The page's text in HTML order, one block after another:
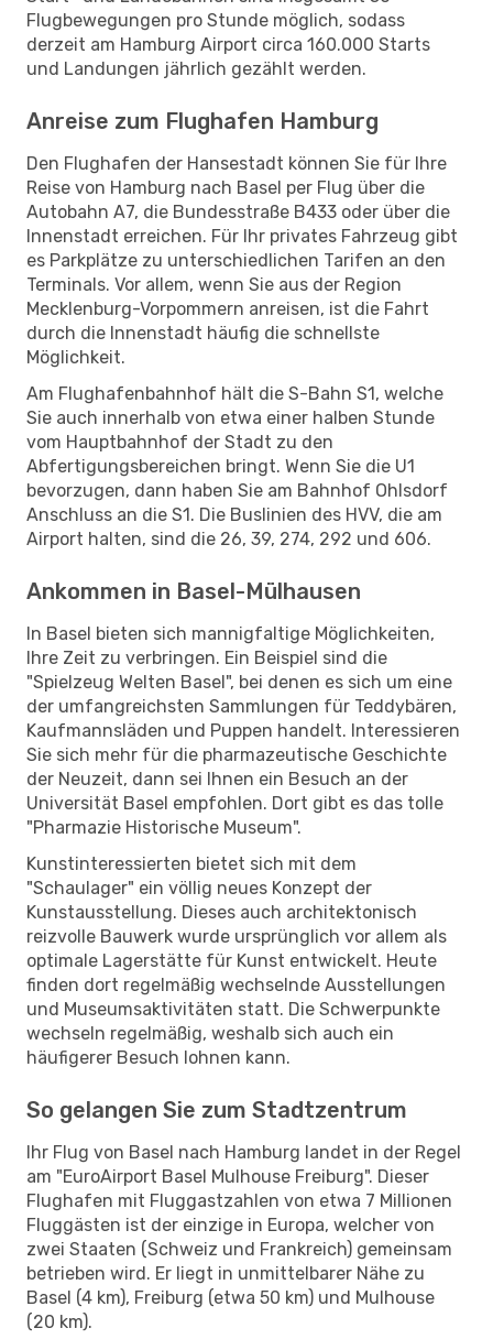
Flugbewegungen pro Stunde möglich, sodass
derzeit am Hamburg Airport circa 160.000 Starts
und Landungen jährlich gezählt werden.
Anreise zum Flughafen Hamburg
Den Flughafen der Hansestadt können Sie für Ihre
Reise von Hamburg nach Basel per Flug über die
Autobahn A7, die Bundesstraße B433 oder über die
Innenstadt erreichen. Für Ihr privates Fahrzeug gibt
es Parkplätze zu unterschiedlichen Tarifen an den
Terminals. Vor allem, wenn Sie aus der Region
Mecklenburg-Vorpommern anreisen, ist die Fahrt
durch die Innenstadt häufig die schnellste
Möglichkeit.
Am Flughafenbahnhof hält die S-Bahn S1, welche
Sie auch innerhalb von etwa einer halben Stunde
vom Hauptbahnhof der Stadt zu den
Abfertigungsbereichen bringt. Wenn Sie die U1
bevorzugen, dann haben Sie am Bahnhof Ohlsdorf
Anschluss an die S1. Die Buslinien des HVV, die am
Airport halten, sind die 26, 39, 274, 292 und 606.
Ankommen in Basel-Mülhausen
In Basel bieten sich mannigfaltige Möglichkeiten,
Ihre Zeit zu verbringen. Ein Beispiel sind die
"Spielzeug Welten Basel", bei denen es sich um eine
der umfangreichsten Sammlungen für Teddybären,
Kaufmannsläden und Puppen handelt. Interessieren
Sie sich mehr für die pharmazeutische Geschichte
der Neuzeit, dann sei Ihnen ein Besuch an der
Universität Basel empfohlen. Dort gibt es das tolle
"Pharmazie Historische Museum".
Kunstinteressierten bietet sich mit dem
"Schaulager" ein völlig neues Konzept der
Kunstausstellung. Dieses auch architektonisch
reizvolle Bauwerk wurde ursprünglich vor allem als
optimale Lagerstätte für Kunst entwickelt. Heute
finden dort regelmäßig wechselnde Ausstellungen
und Museumsaktivitäten statt. Die Schwerpunkte
wechseln regelmäßig, weshalb sich auch ein
häufigerer Besuch lohnen kann.
So gelangen Sie zum Stadtzentrum
Ihr Flug von Basel nach Hamburg landet in der Regel
am "EuroAirport Basel Mulhouse Freiburg". Dieser
Flughafen mit Fluggastzahlen von etwa 7 Millionen
Fluggästen ist der einzige in Europa, welcher von
zwei Staaten (Schweiz und Frankreich) gemeinsam
betrieben wird. Er liegt in unmittelbarer Nähe zu
Basel (4 km), Freiburg (etwa 50 km) und Mulhouse
(20 km).